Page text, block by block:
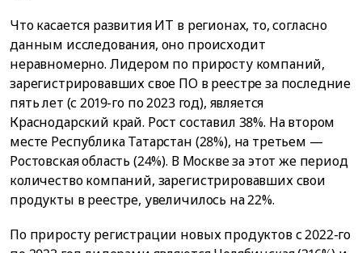
Что касается развития ИТ в регионах, то, согласно
данным исследования, оно происходит
неравномерно. Лидером по приросту компаний,
зарегистрировавших свое ПО в реестре за последние
пять лет (с 2019-го по 2023 год), является
Краснодарский край. Рост составил 38%. На втором
месте Республика Татарстан (28%), на третьем —
Ростовская область (24%). В Москве за этот же период
количество компаний, зарегистрировавших свои
продукты в реестре, увеличилось на 22%.
По приросту регистрации новых продуктов с 2022-го